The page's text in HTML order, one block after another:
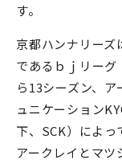
す。
京都ハンナリー
であるｂｊリー
ら13シーズン、
ュニケーション
下、SCK）によっ
アークレイとマ